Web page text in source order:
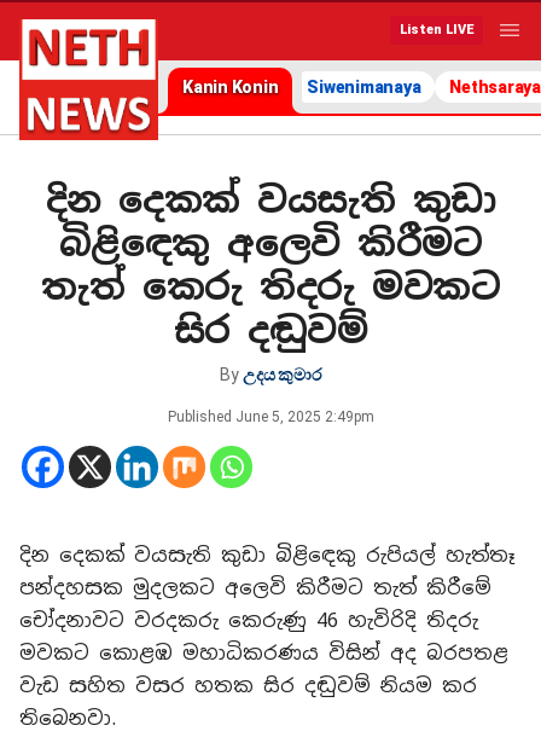
Listen LIVE
Kanin Konin Siwenimanaya Nethsaraya
දින දෙකක් වයසැති කුඩා
බිළිඳෙකු අලෙවි කිරීමට
තැත් කෙරු තිදරු මවකට
සිර දඬුවම්
Byඋදය කුමාර
Published June 5, 2025 2:49pm
දින දෙකක් වයසැති කුඩා බිළිඳෙකු රුපියල් හැත්තෑ
පන්දහසක මුදලකට අලෙවි කිරීමට තැත් කිරීමේ
චෝදනාවට වරදකරු කෙරුණු 46 හැවිරිදි තිදරු
මවකට කොළඹ මහාධිකරණය විසින් අද බරපතළ
වැඩ සහිත වසර හතක සිර දඬුවම් නියම කර
තිබෙනවා.